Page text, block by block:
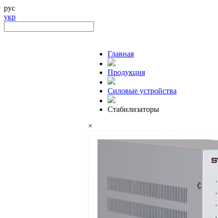
рус
укр
Главная
Продукция
Силовые устройства
Стабилизаторы
×